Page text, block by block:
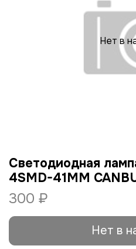
Нет в
Светодиодная
4SMD-41ММ
300 ₽
Нет в